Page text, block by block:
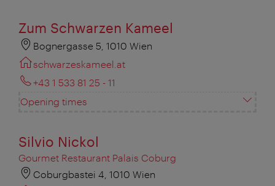
Zum Schwarzen Kameel
Bognergasse 5, 1010 Wien
schwarzeskameel.at
+43 1 533 81 25 - 11
Opening times
Silvio Nickol
Gourmet Restaurant Palais Coburg
Coburgbastei 4, 1010 Wien